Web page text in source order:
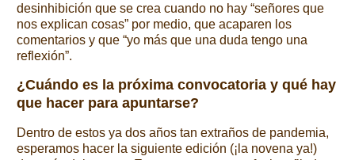
desinhibición que se crea cuando no hay “señores que
nos explican cosas” por medio, que acaparen los
comentarios y que “yo más que una duda tengo una
reflexión”.
¿Cuándo es la próxima convocatoria y qué hay
que hacer para apuntarse?
Dentro de estos ya dos años tan extraños de pandemia,
esperamos hacer la siguiente edición (¡la novena ya!)